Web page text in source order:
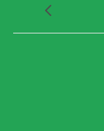
pouca
Próximos